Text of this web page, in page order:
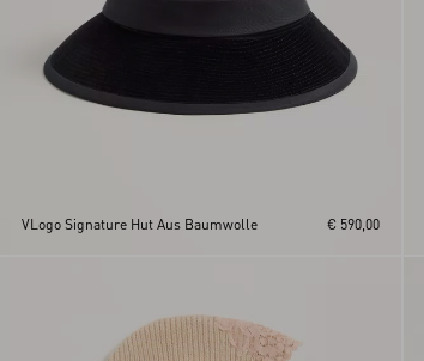
VLogo Signature Hut Aus Baumwolle € 590,00